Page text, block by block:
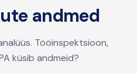
andmed
Tööinspektsioon,
küsib andmeid?